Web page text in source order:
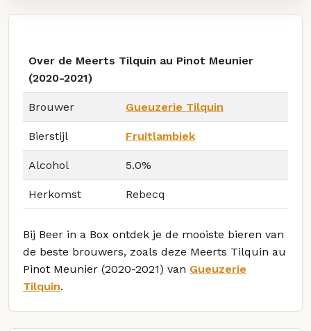
Over de Meerts Tilquin au Pinot Meunier
(2020-2021)
Brouwer Gueuzerie Tilquin
Bierstijl Fruitlambiek
Alcohol 5.0%
Herkomst Rebecq
Bij Beer in a Box ontdek je de mooiste bieren van
de beste brouwers, zoals deze Meerts Tilquin au
Pinot Meunier (2020-2021) van Gueuzerie
Tilquin.